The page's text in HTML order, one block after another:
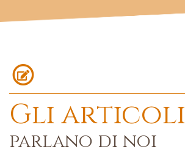
Gli articoli
parlano di noi